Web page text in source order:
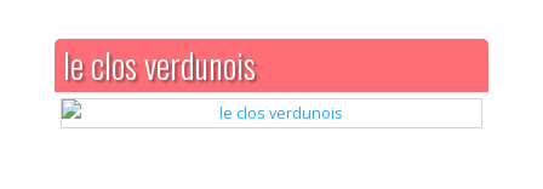
le clos verdunois